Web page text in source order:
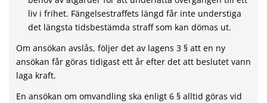
liv i frihet. Fängelsestraffets längd får inte understiga
det längsta tidsbestämda straff som kan dömas ut.
Om ansökan avslås, följer det av lagens 3 § att en ny
ansökan får göras tidigast ett år efter det att beslutet vann
laga kraft.
En ansökan om omvandling ska enligt 6 § alltid göras vid